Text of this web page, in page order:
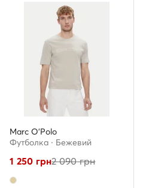
Marc O'Polo
Футболка · Бежевий
1 250 грн2 090грн